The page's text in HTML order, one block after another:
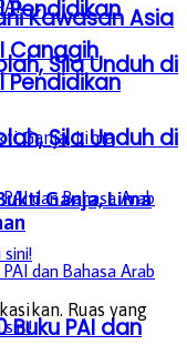
Pendidikan
Sila Unduh di
PAI dan
Pendidikan
Sila Unduh di
Kawasan Asia
Canggih
Ganja, Lima
Ruas yang